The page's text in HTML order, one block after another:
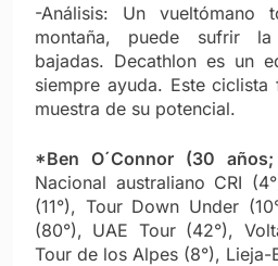
-Análisis: Un vueltómano
montaña, puede sufrir
bajadas. Decathlon es un
siempre ayuda. Este
muestra de su potencial.
*Ben O´Connor (30
Nacional australiano CRI
(11°), Tour Down Under
(80°), UAE Tour (42°),
Tour de los Alpes (8°), Lieja-